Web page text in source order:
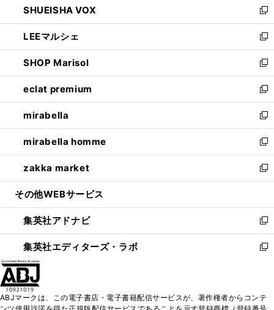
で
開
く
ド
ウ
で
開
く
ィ
ン
ド
ウ
で
開
く
い
ウ
ィ
ン
ド
ウ
で
開
く
SHUEISHA VOX
新
し
い
ウ
ィ
ン
ド
ウ
で
開
く
LEEマルシェ
新
し
い
ウ
ィ
ン
ド
ウ
で
開
く
SHOP Marisol
新
し
い
ウ
ィ
ン
ド
ウ
で
開
eclat premium
新
し
い
ウ
ィ
ン
ド
ウ
開
く
mirabella
新
し
い
ウ
ィ
ン
ウ
で
開
く
mirabella homme
新
し
い
ウ
ン
ド
ウ
で
zakka market
新
し
ウ
ィ
ン
ド
く
その他WEBサービス
集英社アドナビ
新
し
い
ド
集英社エディターズ・ラボ
新
ィ
ABJマークは、この電子書店・電子書籍配信サービスが、著作権者からコンテ